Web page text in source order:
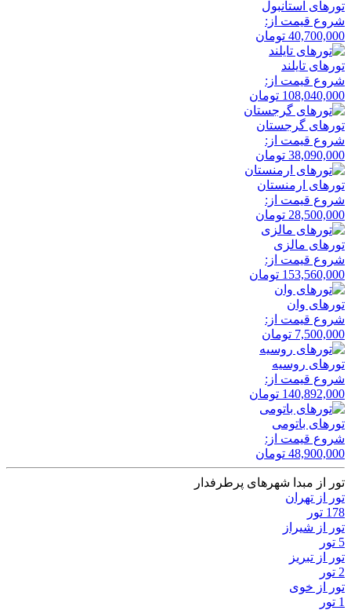
تور‌های استانبول
شروع قیمت از:
40,700,000 تومان
تور‌های تایلند
شروع قیمت از:
108,040,000 تومان
تور‌های گرجستان
شروع قیمت از:
38,090,000 تومان
تور‌های ارمنستان
شروع قیمت از:
28,500,000 تومان
تور‌های مالزی
شروع قیمت از:
153,560,000 تومان
تور‌های وان
شروع قیمت از:
7,500,000 تومان
تور‌های روسیه
شروع قیمت از:
140,892,000 تومان
تور‌های باتومی
شروع قیمت از:
48,900,000 تومان
تور از مبدا شهرهای پرطرفدار
تور از تهران
178 تور
تور از شیراز
5 تور
تور از تبریز
2 تور
تور از خوی
1 تور